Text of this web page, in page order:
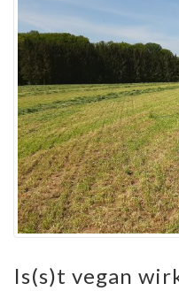
Is(s)t vegan